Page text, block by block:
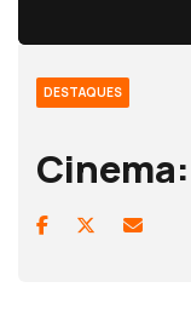
DESTAQUES